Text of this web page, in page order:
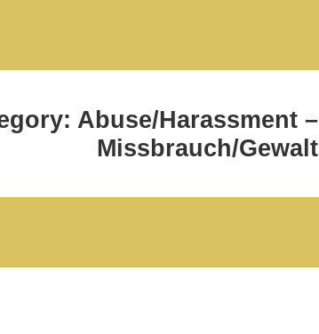
Abuse/Harassment –
Missbrauch/Gewalt